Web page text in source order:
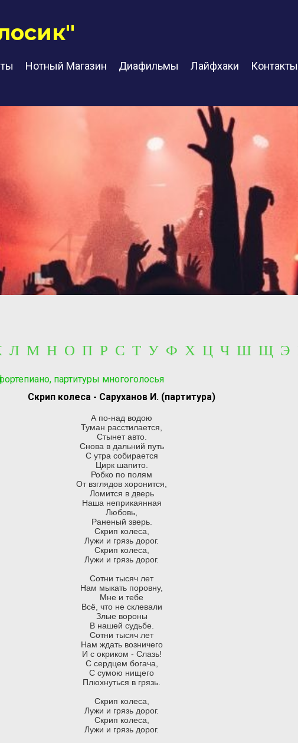
Нотный Магазин Диафильмы Лайфхаки Контакты
Л М Н О П Р С Т У Ф Х Ц Ч Ш Щ Э
партитуры многоголосья
Скрип колеса - Саруханов И. (партитура)
А по-над водою
Туман расстилается,
Стынет авто.
Снова в дальний путь
С утра собирается
Цирк шапито.
Робко по полям
От взглядов хоронится,
Ломится в дверь
Наша неприкаянная
Любовь,
Раненый зверь.
Скрип колеса,
Лужи и грязь дорог.
Скрип колеса,
Лужи и грязь дорог.
Сотни тысяч лет
Нам мыкать поровну,
Мне и тебе
Всё, что не склевали
Злые вороны
В нашей судьбе.
Сотни тысяч лет
Нам ждать возничего
И с окриком - Слазь!
С сердцем богача,
С сумою нищего
Плюхнуться в грязь.
Скрип колеса,
Лужи и грязь дорог.
Скрип колеса,
Лужи и грязь дорог.